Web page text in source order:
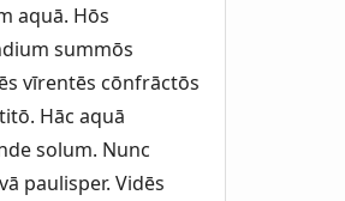
aquā. Hōs
summōs
vīrentēs cōnfrāctōs
Hāc aquā
solum. Nunc
paulisper. Vidēs